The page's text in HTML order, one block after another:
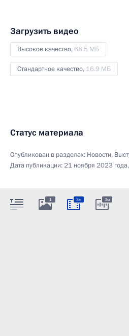
Загрузить видео
Высокое качество,68.5 МБ
Стандартное качество, 16.9 МБ
Статус материала
Опубликован в разделах: Новости,
Дата публикации:21 ноября 2023
1 3м 3м